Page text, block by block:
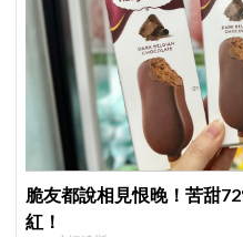
脆友都說相見恨晚！苦甜
紅！